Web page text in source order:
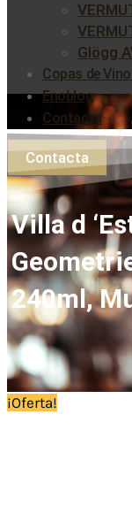
Glögg
Copas de
Enoblog
Contacta
Contacta
Villa d
240ml,
¡Oferta!